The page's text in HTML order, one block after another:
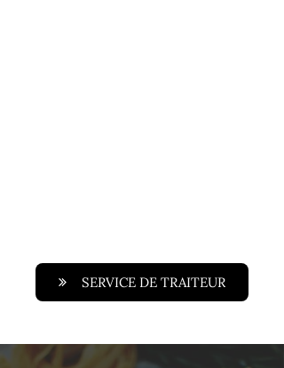
SERVICE DE TRAITEUR